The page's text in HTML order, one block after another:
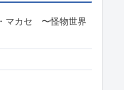
マカセ 〜怪物世界